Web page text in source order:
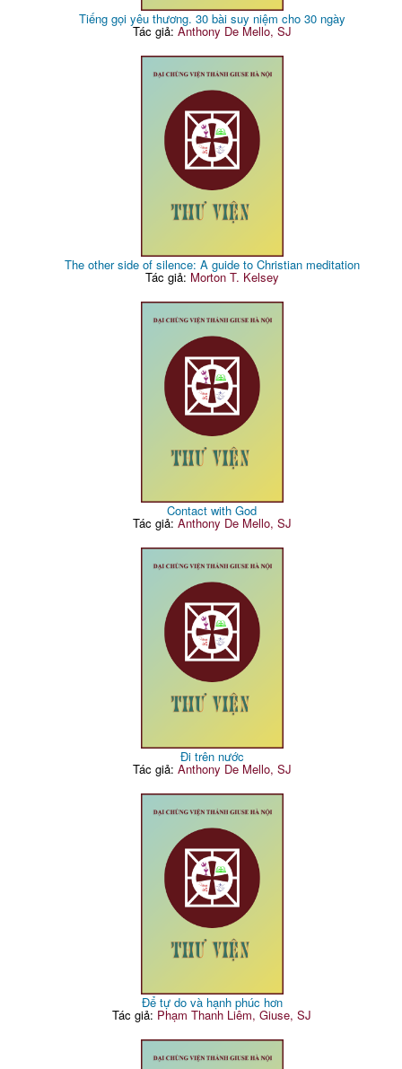
Tiếng gọi yêu thương. 30 bài suy niệm cho 30 ngày
Tác giả: Anthony De Mello, SJ
The other side of silence: A guide to Christian meditation
Tác giả: Morton T. Kelsey
Contact with God
Tác giả: Anthony De Mello, SJ
Đi trên nước
Tác giả: Anthony De Mello, SJ
Để tự do và hạnh phúc hơn
Tác giả: Phạm Thanh Liêm, Giuse, SJ